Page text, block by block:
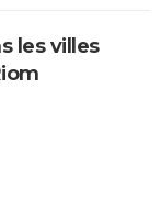
les villes